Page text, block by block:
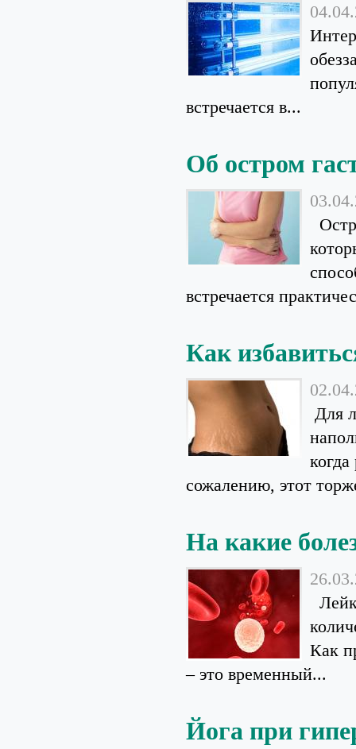
встречается в...
Об остром
встречается
Как
Для
сожалению, этот
На какие
Как
– это временный...
Йога при